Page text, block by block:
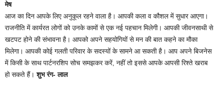
मेष
आज का दिन आपके लिए अनुकूल रहने वाला है। आपकी कला व कौशल में सुधार आएगा।
राजनीति में कार्यरत लोगों को उनके कामों से एक नई पहचान मिलेगी। आपकी जीवनसाथी से
खटपट होने की संभावना है। आपको अपने सहयोगियों से मन की बात कहने का मौका
मिलेगा। आपकी कोई गलती परिवार के सदस्यों के सामने आ सकती है। आप अपने बिजनेस
में किसी के साथ पार्टनरशिप सोच समझकर करें, नहीं तो इससे आपके आपसी रिश्ते खराब
हो सकते हैं। शुभ रंग- लाल